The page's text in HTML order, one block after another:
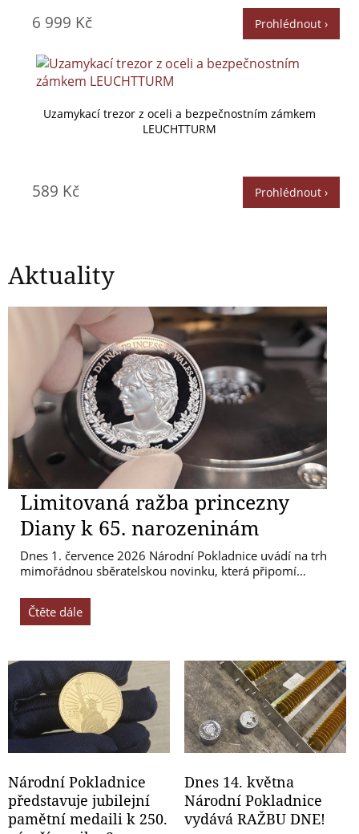
6 999 Kč Prohlédnout ›
Uzamykací trezor z oceli a bezpečnostním zámkem
LEUCHTTURM
589 Kč Prohlédnout ›
Aktuality
Limitovaná ražba princezny
Diany k 65. narozeninám
Dnes 1. července 2026 Národní Pokladnice uvádí na trh
mimořádnou sběratelskou novinku, která připomí…
Čtěte dále
Národní Pokladnice
představuje jubilejní
pamětní medaili k 250.
Dnes 14. května
Národní Pokladnice
vydává RAŽBU DNE!